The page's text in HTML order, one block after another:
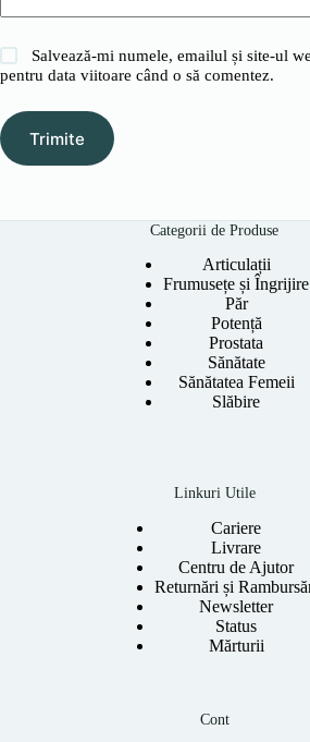
Salvează-mi numele, emailul și site-ul
pentru data viitoare când o să comentez.
Trimite
Categorii de Produse
Articulații
Frumusețe și Îngrijire
Păr
Potență
Prostata
Sănătate
Sănătatea Femeii
Slăbire
Linkuri Utile
Cariere
Livrare
Centru de Ajutor
Returnări și
Newsletter
Status
Mărturii
Cont